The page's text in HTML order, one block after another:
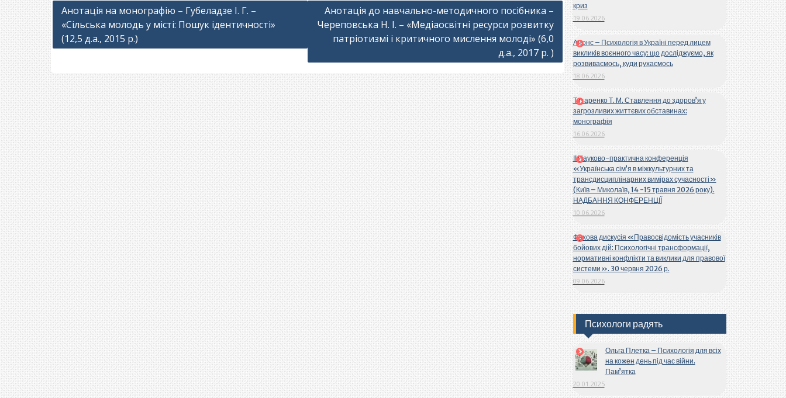
Навігація
записів
Анотація на монографію – Губеладзе І. Г. –
«Сільська молодь у місті: Пошук ідентичності»
(12,5 д.а., 2015 р.)
Анотація до навчально-методичного посібника –
Череповська Н. І. – «Медіаосвітні ресурси розвитку
патріотизмі і критичного мислення молоді» (6,0
д.а., 2017 р. )
криз
19.06.2026
Анонс – Психологія в Україні перед лицем
викликів воєнного часу: що досліджуємо, як
розвиваємось, куди рухаємось
18.06.2026
Титаренко Т. М. Ставлення до здоров’я у
загрозливих життєвих обставинах:
монографія
16.06.2026
ІІ Науково-практична конференція
«Українська сім’я в міжкультурних та
трансдисциплінарних вимірах сучасності»
(Київ – Миколаїв, 14 -15 травня 2026 року).
НАДБАННЯ КОНФЕРЕНЦІЇ
10.06.2026
Фахова дискусія «Правосвідомість учасників
бойових дій: Психологічні трансформації,
нормативні конфлікти та виклики для правової
системи». 30 червня 2026 р.
09.06.2026
Психологи радять
Ольга Плетка – Психологія для всіх
на кожен день під час війни.
Пам’ятка
20.01.2025